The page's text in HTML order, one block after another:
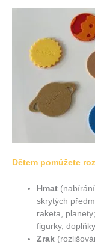
Dětem pomůžete
Hmat
skrytých
raketa,
figurky,
Zrak